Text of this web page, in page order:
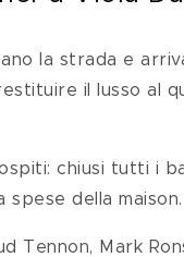
la strada e
il lusso al
chiusi tutti i
della
Tennon, Mark